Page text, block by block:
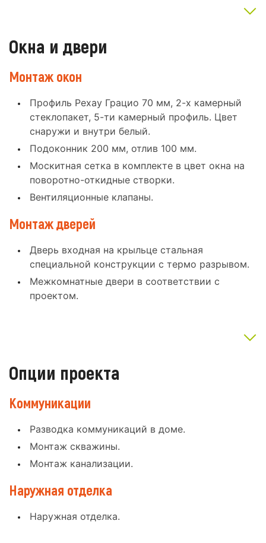
Окна и двери
Монтаж окон
Профиль Рехау Грацио 70 мм, 2-х камерный
стеклопакет, 5-ти камерный профиль. Цвет
снаружи и внутри белый.
Подоконник 200 мм, отлив 100 мм.
Москитная сетка в комплекте в цвет окна на
поворотно-откидные створки.
Вентиляционные клапаны.
Монтаж дверей
Дверь входная на крыльце стальная
специальной конструкции с термо разрывом.
Межкомнатные двери в соответствии с
проектом.
Опции проекта
Коммуникации
Разводка коммуникаций в доме.
Монтаж скважины.
Монтаж канализации.
Наружная отделка
Наружная отделка.